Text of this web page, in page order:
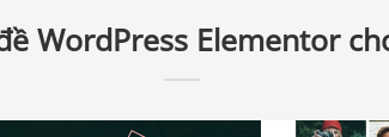
WordPress Elementor